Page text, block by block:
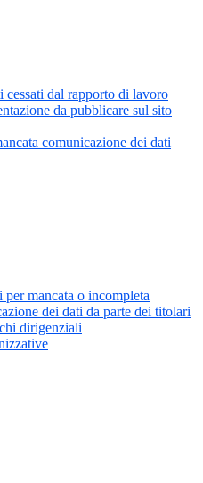
cessati dal rapporto di lavoro
da pubblicare sul sito
comunicazione dei dati
per mancata o incompleta
dei dati da parte dei titolari
dirigenziali